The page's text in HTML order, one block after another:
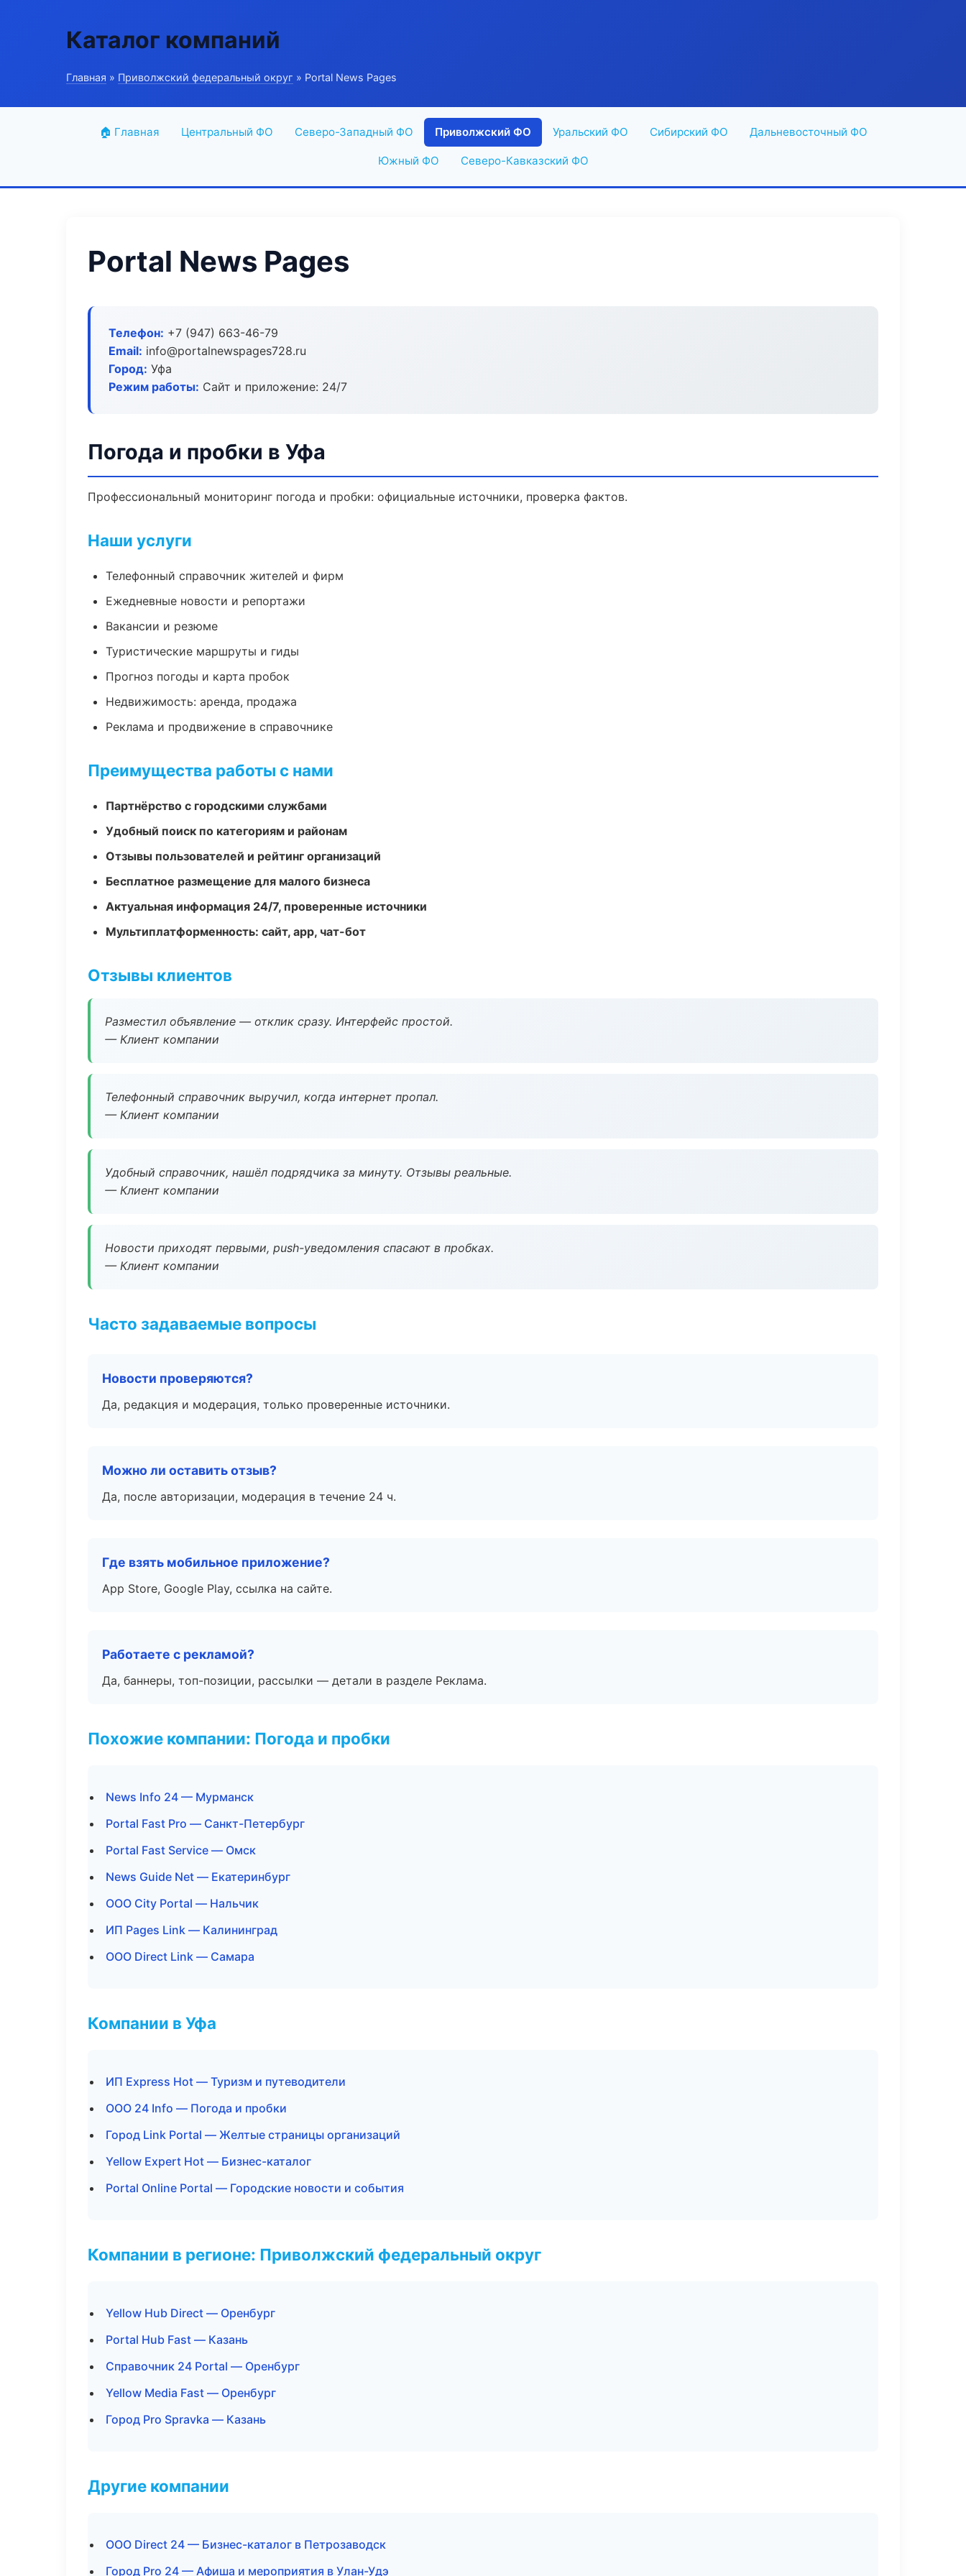
Каталог компаний
Главная » Приволжский федеральный округ » Portal News Pages
🏠 Главная Центральный ФО Северо-Западный ФО Приволжский ФО Уральский ФО Сибирский ФО Дальневосточный ФО
Южный ФО Северо-Кавказский ФО
Portal News Pages
Телефон: +7 (947) 663-46-79
Email: info@portalnewspages728.ru
Город: Уфа
Режим работы: Сайт и приложение: 24/7
Погода и пробки в Уфа
Профессиональный мониторинг погода и пробки: официальные источники, проверка фактов.
Наши услуги
Телефонный справочник жителей и фирм
Ежедневные новости и репортажи
Вакансии и резюме
Туристические маршруты и гиды
Прогноз погоды и карта пробок
Недвижимость: аренда, продажа
Реклама и продвижение в справочнике
Преимущества работы с нами
Партнёрство с городскими службами
Удобный поиск по категориям и районам
Отзывы пользователей и рейтинг организаций
Бесплатное размещение для малого бизнеса
Актуальная информация 24/7, проверенные источники
Мультиплатформенность: сайт, app, чат-бот
Отзывы клиентов
Разместил объявление — отклик сразу. Интерфейс простой.
— Клиент компании
Телефонный справочник выручил, когда интернет пропал.
— Клиент компании
Удобный справочник, нашёл подрядчика за минуту. Отзывы реальные.
— Клиент компании
Новости приходят первыми, push-уведомления спасают в пробках.
— Клиент компании
Часто задаваемые вопросы
Новости проверяются?
Да, редакция и модерация, только проверенные источники.
Можно ли оставить отзыв?
Да, после авторизации, модерация в течение 24 ч.
Где взять мобильное приложение?
App Store, Google Play, ссылка на сайте.
Работаете с рекламой?
Да, баннеры, топ-позиции, рассылки — детали в разделе Реклама.
Похожие компании: Погода и пробки
News Info 24 — Мурманск
Portal Fast Pro — Санкт-Петербург
Portal Fast Service — Омск
News Guide Net — Екатеринбург
ООО City Portal — Нальчик
ИП Pages Link — Калининград
ООО Direct Link — Самара
Компании в Уфа
ИП Express Hot — Туризм и путеводители
ООО 24 Info — Погода и пробки
Город Link Portal — Желтые страницы организаций
Yellow Expert Hot — Бизнес-каталог
Portal Online Portal — Городские новости и события
Компании в регионе: Приволжский федеральный округ
Yellow Hub Direct — Оренбург
Portal Hub Fast — Казань
Справочник 24 Portal — Оренбург
Yellow Media Fast — Оренбург
Город Pro Spravka — Казань
Другие компании
ООО Direct 24 — Бизнес-каталог в Петрозаводск
Город Pro 24 — Афиша и мероприятия в Улан-Удэ